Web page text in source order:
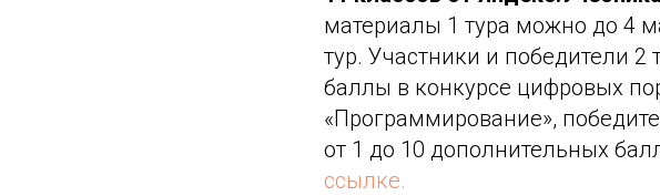
материалы 1 тура можно до 4
тур. Участники и победители
баллы в конкурсе цифровых
«Программирование»,
от 1 до 10 дополнительных
ссылке.